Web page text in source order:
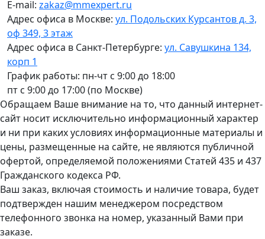
E-mail: zakaz@mmexpert.ru
Адрес офиса в Москве: ул. Подольских Курсантов д. 3,
оф 349, 3 этаж
Адрес офиса в Санкт-Петербурге: ул. Савушкина 134,
корп 1
График работы: пн-чт с 9:00 до 18:00
пт с 9:00 до 17:00 (по Москве)
Обращаем Ваше внимание на то, что данный интернет-
сайт носит исключительно информационный характер
и ни при каких условиях информационные материалы и
цены, размещенные на сайте, не являются публичной
офертой, определяемой положениями Статей 435 и 437
Гражданского кодекса РФ.
Ваш заказ, включая стоимость и наличие товара, будет
подтвержден нашим менеджером посредством
телефонного звонка на номер, указанный Вами при
заказе.